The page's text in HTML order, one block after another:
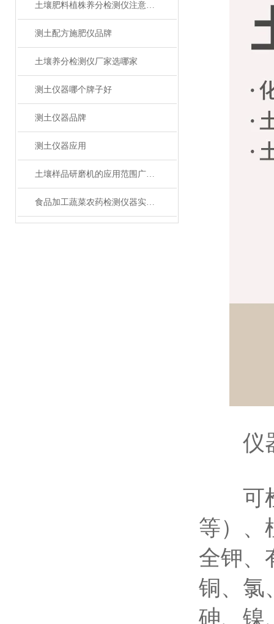
土壤肥料植株养分检测仪注意事项
测土配方施肥仪品牌
土壤养分检测仪厂家选哪家
测土仪器哪个牌子好
测土仪器品牌
测土仪器应用
土壤样品研磨机的应用范围广泛，你知道多少？
食品加工蔬菜农药检测仪器实验室装备技术分析方案
仪器
可检
等）、
全钾、
铜、氯
砷、镍